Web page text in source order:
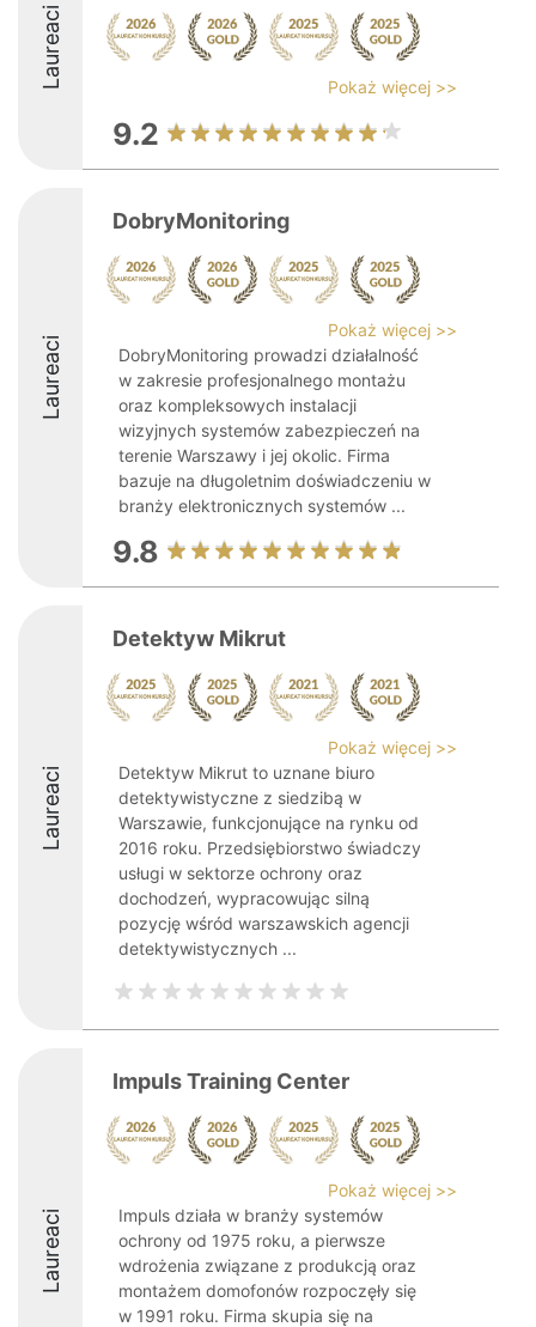
Laureaci Pokaż więcej >>
9.2
Laureaci
DobryMonitoring
Pokaż więcej >>
DobryMonitoring prowadzi działalność
w zakresie profesjonalnego montażu
oraz kompleksowych instalacji
wizyjnych systemów zabezpieczeń na
terenie Warszawy i jej okolic. Firma
bazuje na długoletnim doświadczeniu w
branży elektronicznych systemów ...
9.8
Laureaci
Detektyw Mikrut
Pokaż więcej >>
Detektyw Mikrut to uznane biuro
detektywistyczne z siedzibą w
Warszawie, funkcjonujące na rynku od
2016 roku. Przedsiębiorstwo świadczy
usługi w sektorze ochrony oraz
dochodzeń, wypracowując silną
pozycję wśród warszawskich agencji
detektywistycznych ...
Laureaci
Impuls Training Center
Pokaż więcej >>
Impuls działa w branży systemów
ochrony od 1975 roku, a pierwsze
wdrożenia związane z produkcją oraz
montażem domofonów rozpoczęły się
w 1991 roku. Firma skupia się na